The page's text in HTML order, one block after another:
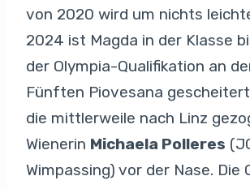
von 2020 wird um nichts
2024 ist Magda in der Klasse
der Olympia-Qualifikation an
Fünften Piovesana
die mittlerweile nach Linz
Wienerin Michaela Polleres
Wimpassing) vor der Nase. Die